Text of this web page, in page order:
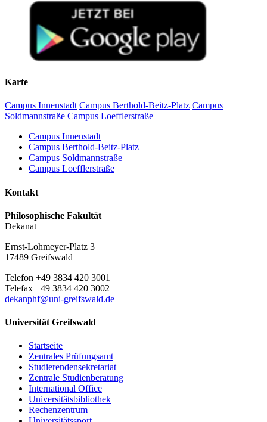
Karte
Campus Innenstadt Campus Berthold-Beitz-Platz Campus
Soldmannstraße Campus Loefflerstraße
Campus Innenstadt
Campus Berthold-Beitz-Platz
Campus Soldmannstraße
Campus Loefflerstraße
Kontakt
Philosophische Fakultät
Dekanat
Ernst-Lohmeyer-Platz 3
17489 Greifswald
Telefon +49 3834 420 3001
Telefax +49 3834 420 3002
dekanphf@uni-greifswald.de
Universität Greifswald
Startseite
Zentrales Prüfungsamt
Studierendensekretariat
Zentrale Studienberatung
International Office
Universitätsbibliothek
Rechenzentrum